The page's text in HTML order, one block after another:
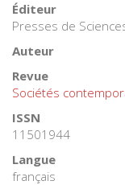
Éditeur
Presses de
Auteur
Revue
Sociétés
ISSN
11501944
Langue
français